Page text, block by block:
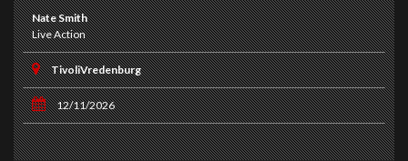
Nate Smith
Live Action
TivoliVredenburg
12/11/2026